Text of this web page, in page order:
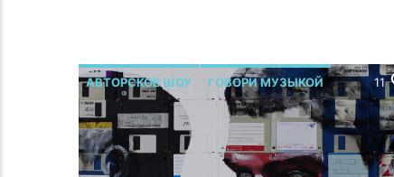
АВТОРСКОЕ ШОУ ГОВОРИ МУЗЫКОЙ
Р.МЕЛЬМОНТ
11